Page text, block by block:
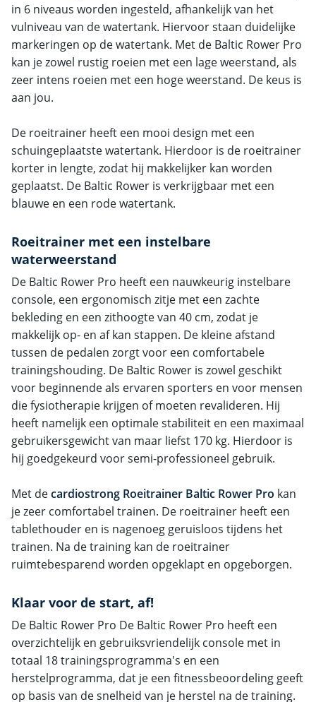
in 6 niveaus worden ingesteld, afhankelijk van het
vulniveau van de watertank. Hiervoor staan duidelijke
markeringen op de watertank. Met de Baltic Rower Pro
kan je zowel rustig roeien met een lage weerstand, als
zeer intens roeien met een hoge weerstand. De keus is
aan jou.
De roeitrainer heeft een mooi design met een
schuingeplaatste watertank. Hierdoor is de roeitrainer
korter in lengte, zodat hij makkelijker kan worden
geplaatst. De Baltic Rower is verkrijgbaar met een
blauwe en een rode watertank.
Roeitrainer met een instelbare
waterweerstand
De Baltic Rower Pro heeft een nauwkeurig instelbare
console, een ergonomisch zitje met een zachte
bekleding en een zithoogte van 40 cm, zodat je
makkelijk op- en af kan stappen. De kleine afstand
tussen de pedalen zorgt voor een comfortabele
trainingshouding. De Baltic Rower is zowel geschikt
voor beginnende als ervaren sporters en voor mensen
die fysiotherapie krijgen of moeten revalideren. Hij
heeft namelijk een optimale stabiliteit en een maximaal
gebruikersgewicht van maar liefst 170 kg. Hierdoor is
hij goedgekeurd voor semi-professioneel gebruik.
Met decardiostrong Roeitrainer Baltic Rower Pro kan
je zeer comfortabel trainen. De roeitrainer heeft een
tablethouder en is nagenoeg geruisloos tijdens het
trainen. Na de training kan de roeitrainer
ruimtebesparend worden opgeklapt en opgeborgen.
Klaar voor de start, af!
De Baltic Rower Pro De Baltic Rower Pro heeft een
overzichtelijk en gebruiksvriendelijk console met in
totaal 18 trainingsprogramma's en een
herstelprogramma, dat je een fitnessbeoordeling geeft
op basis van de snelheid van je herstel na de training.